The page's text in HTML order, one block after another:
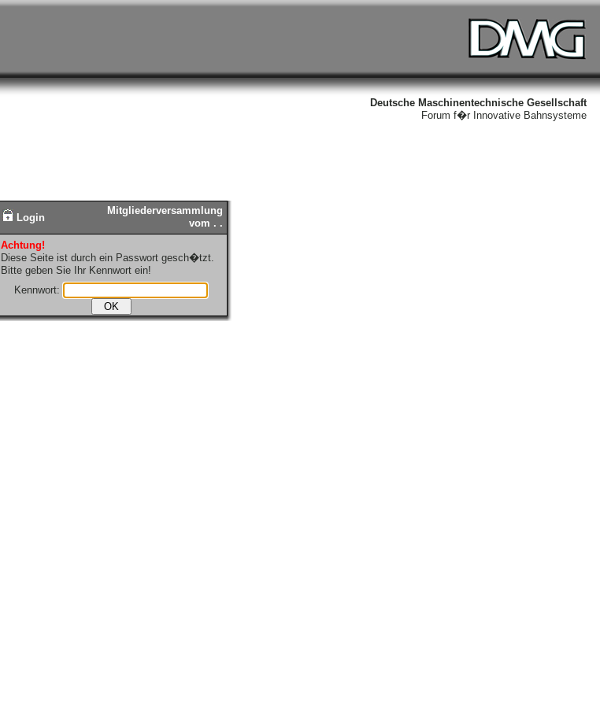
Deutsche Maschinentechnische Gesellschaft
Forum f�r Innovative Bahnsysteme
Login
Mitgliederversammlung
vom . .
Achtung!
Diese Seite ist durch ein Passwort gesch�tzt.
Bitte geben Sie Ihr Kennwort ein!
Kennwort: